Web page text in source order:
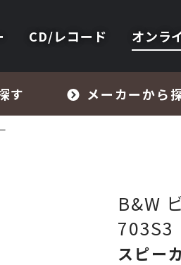
CD/レコード オンラ
す メーカーから
B&W
703S3
スピー